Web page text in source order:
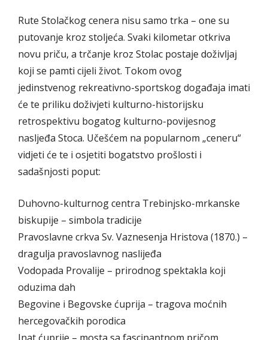
Rute Stolačkog cenera nisu samo trka – one su
putovanje kroz stoljeća. Svaki kilometar otkriva
novu priču, a trčanje kroz Stolac postaje doživljaj
koji se pamti cijeli život. Tokom ovog
jedinstvenog rekreativno-sportskog događaja imati
će te priliku doživjeti kulturno-historijsku
retrospektivu bogatog kulturno-povijesnog
nasljeđa Stoca. Učešćem na popularnom „ceneru“
vidjeti će te i osjetiti bogatstvo prošlosti i
sadašnjosti poput:
Duhovno-kulturnog centra Trebinjsko-mrkanske
biskupije – simbola tradicije
Pravoslavne crkva Sv. Vaznesenja Hristova (1870.) –
dragulja pravoslavnog naslijeđa
Vodopada Provalije – prirodnog spektakla koji
oduzima dah
Begovine i Begovske ćuprija – tragova moćnih
hercegovačkih porodica